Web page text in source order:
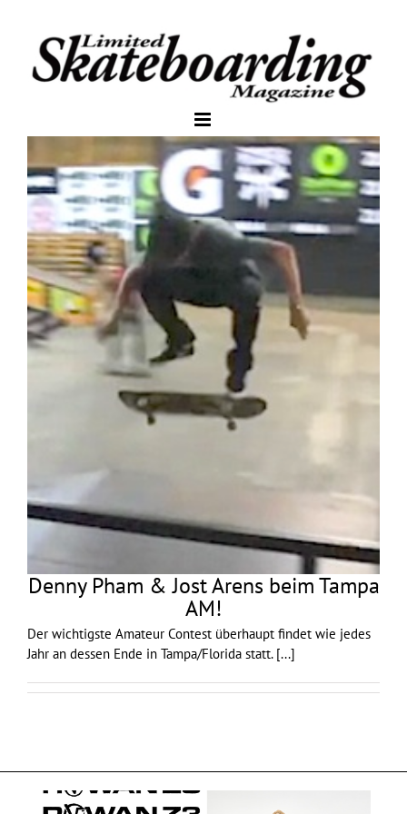
Denny Pham & Jost Arens beim Tampa
AM!
Der wichtigste Amateur Contest überhaupt findet wie jedes
Jahr an dessen Ende in Tampa/Florida statt. [...]